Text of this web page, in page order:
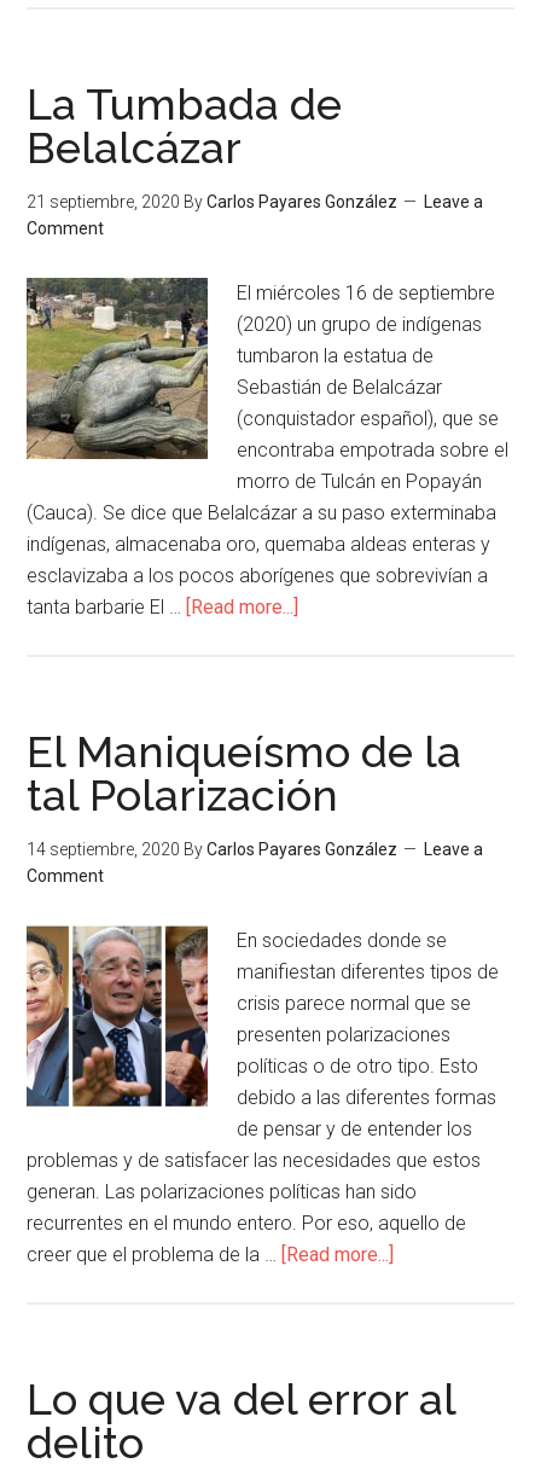
La Tumbada de
Belalcázar
21 septiembre, 2020 ByCarlos Payares González
Leave a
Comment
El miércoles 16 de septiembre
(2020) un grupo de indígenas
tumbaron la estatua de
Sebastián de Belalcázar
(conquistador español), que se
encontraba empotrada sobre el
morro de Tulcán en Popayán
(Cauca). Se dice que Belalcázar a su paso exterminaba
indígenas, almacenaba oro, quemaba aldeas enteras y
esclavizaba a los pocos aborígenes que sobrevivían a
tanta barbarie El … [Read more...]
El Maniqueísmo de la
tal Polarización
14 septiembre, 2020 ByCarlos Payares González
Leave a
Comment
En sociedades donde se
manifiestan diferentes tipos de
crisis parece normal que se
presenten polarizaciones
políticas o de otro tipo. Esto
debido a las diferentes formas
de pensar y de entender los
problemas y de satisfacer las necesidades que estos
generan. Las polarizaciones políticas han sido
recurrentes en el mundo entero. Por eso, aquello de
creer que el problema de la … [Read more...]
Lo que va del error al
delito